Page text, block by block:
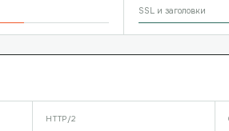
SSL и заголовки
HTTP/2